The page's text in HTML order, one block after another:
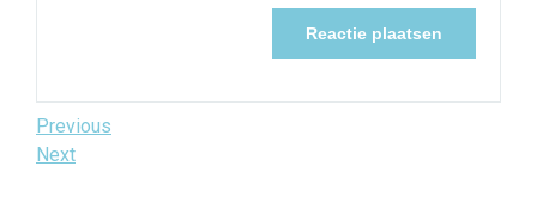
Bericht
navigatie
Previous
Post
Previous
Next
Next